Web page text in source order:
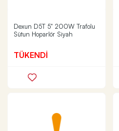
Dexun D5T 5" 200W Trafolu
Sütun Hoparlör Siyah
TÜKENDİ